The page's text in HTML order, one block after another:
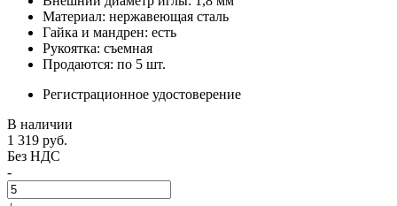
Материал: нержавеющая сталь
Гайка и мандрен: есть
Рукоятка: съемная
Продаются: по 5 шт.
Регистрационное удостоверение
В наличии
1 319 руб.
Без НДС
-